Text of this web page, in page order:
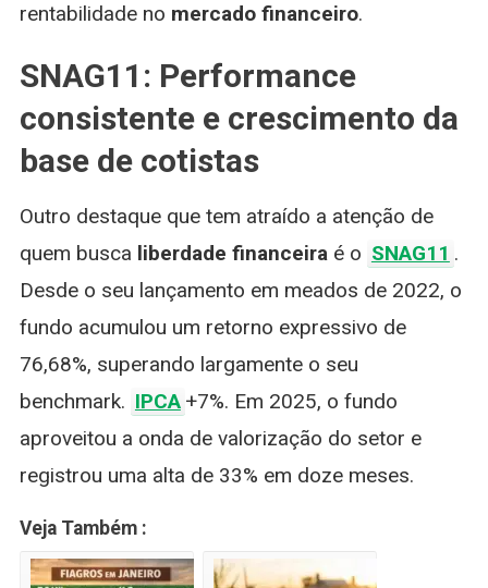
rentabilidade no mercado financeiro.
SNAG11: Performance
consistente e crescimento da
base de cotistas
Outro destaque que tem atraído a atenção de
quem busca liberdade financeiraé o SNAG11 .
Desde o seu lançamento em meados de 2022, o
fundo acumulou um retorno expressivo de
76,68%, superando largamente o seu
benchmark. IPCA +7%. Em 2025, o fundo
aproveitou a onda de valorização do setor e
registrou uma alta de 33% em doze meses.
Veja Também :